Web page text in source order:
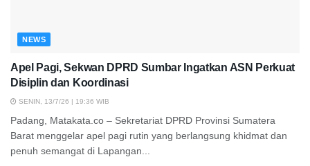
NEWS
Apel Pagi, Sekwan DPRD Sumbar Ingatkan ASN Perkuat
Disiplin dan Koordinasi
SENIN, 13/7/26 | 19:36 WIB
Padang, Matakata.co – Sekretariat DPRD Provinsi Sumatera
Barat menggelar apel pagi rutin yang berlangsung khidmat dan
penuh semangat di Lapangan...